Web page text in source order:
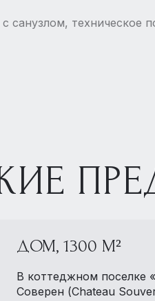
санузлом, техническое
ДОМ, 1300 М²
В коттеджном поселке
Соверен (Chateau